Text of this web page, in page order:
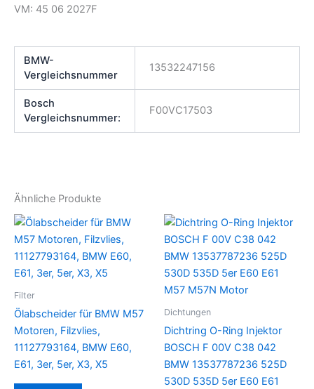
VM: 45 06 2027F
BMW-
Vergleichsnummer
13532247156
Bosch
Vergleichsnummer:
F00VC17503
Ähnliche Produkte
Filter
Ölabscheider für BMW M57
Motoren, Filzvlies,
11127793164, BMW E60,
E61, 3er, 5er, X3, X5
Dichtungen
Dichtring O-Ring Injektor
BOSCH F 00V C38 042
BMW 13537787236 525D
530D 535D 5er E60 E61